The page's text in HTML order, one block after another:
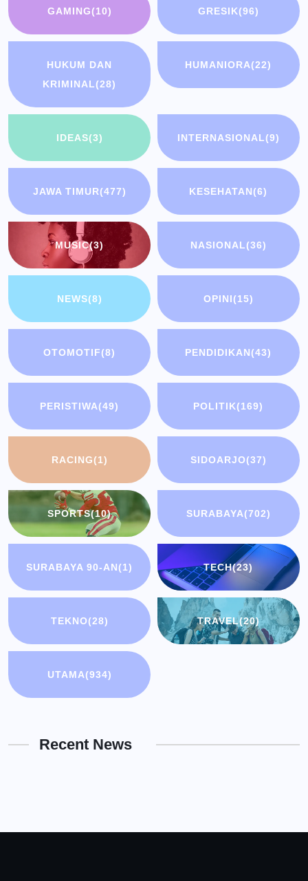
GAMING(10) GRESIK(96)
HUKUM DAN
KRIMINAL(28)
HUMANIORA(22)
IDEAS(3) INTERNASIONAL(9)
JAWA TIMUR(477) KESEHATAN(6)
MUSIC(3) NASIONAL(36)
NEWS(8) OPINI(15)
OTOMOTIF(8) PENDIDIKAN(43)
PERISTIWA(49) POLITIK(169)
RACING(1) SIDOARJO(37)
SPORTS(10) SURABAYA(702)
SURABAYA 90-AN(1) TECH(23)
TEKNO(28) TRAVEL(20)
UTAMA(934)
Recent News